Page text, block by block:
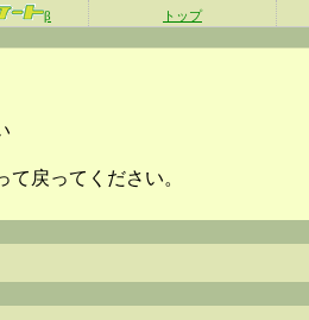
β トップ
て戻ってください。